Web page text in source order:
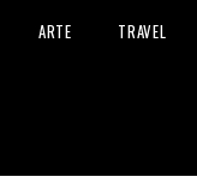
ARTE TRAVEL